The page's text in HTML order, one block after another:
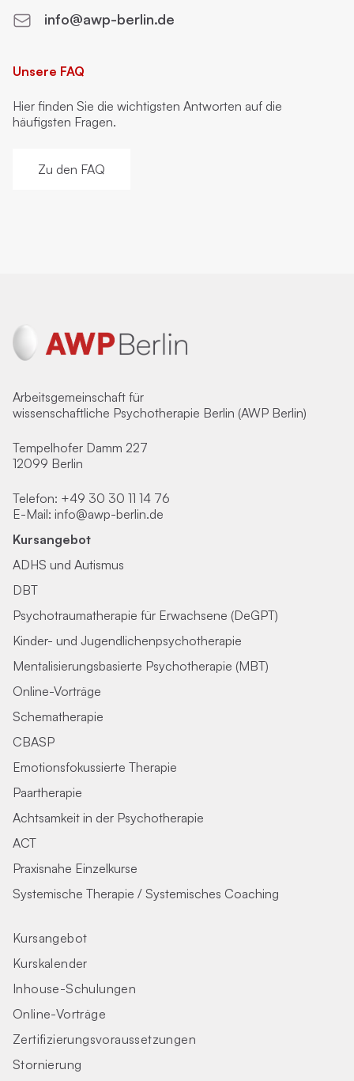
info@awp-berlin.de
Unsere FAQ
Hier finden Sie die wichtigsten Antworten auf die
häufigsten Fragen.
Zu den FAQ
Arbeitsgemeinschaft für
wissenschaftliche Psychotherapie Berlin (AWP Berlin)
Tempelhofer Damm 227
12099 Berlin
Telefon: +49 30 30 11 14 76
E-Mail: info@awp-berlin.de
Kursangebot
ADHS und Autismus
DBT
Psychotraumatherapie für Erwachsene (DeGPT)
Kinder- und Jugendlichenpsychotherapie
Mentalisierungsbasierte Psychotherapie (MBT)
Online-Vorträge
Schematherapie
CBASP
Emotionsfokussierte Therapie
Paartherapie
Achtsamkeit in der Psychotherapie
ACT
Praxisnahe Einzelkurse
Systemische Therapie / Systemisches Coaching
Kursangebot
Kurskalender
Inhouse-Schulungen
Online-Vorträge
Zertifizierungs­voraus­setzungen
Stornierung